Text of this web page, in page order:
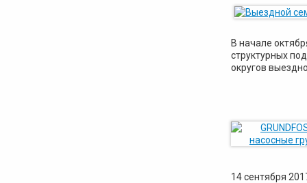
В начале
структурных
округов
14 сентября